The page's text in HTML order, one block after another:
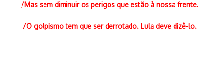
/Mas sem diminuir os perigos que estão à nossa frente.
/O golpismo tem que ser derrotado. Lula deve dizê-lo.